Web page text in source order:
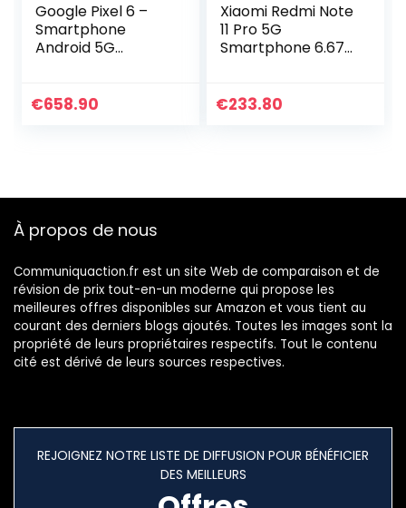
Google Pixel 6 –
Smartphone
Android 5G
50 Mpx et objectif
€658.90
Xiaomi Redmi Note
11 Pro 5G
Smartphone 6.67″
FHD+ AMOLED
Globale]
€233.80
À propos de nous
Communiquaction.fr est un site Web de comparaison et de
révision de prix tout-en-un moderne qui propose les
meilleures offres disponibles sur Amazon et vous tient au
courant des derniers blogs ajoutés. Toutes les images sont la
propriété de leurs propriétaires respectifs. Tout le contenu
cité est dérivé de leurs sources respectives.
REJOIGNEZ NOTRE LISTE DE DIFFUSION POUR BÉNÉFICIER
DES MEILLEURS